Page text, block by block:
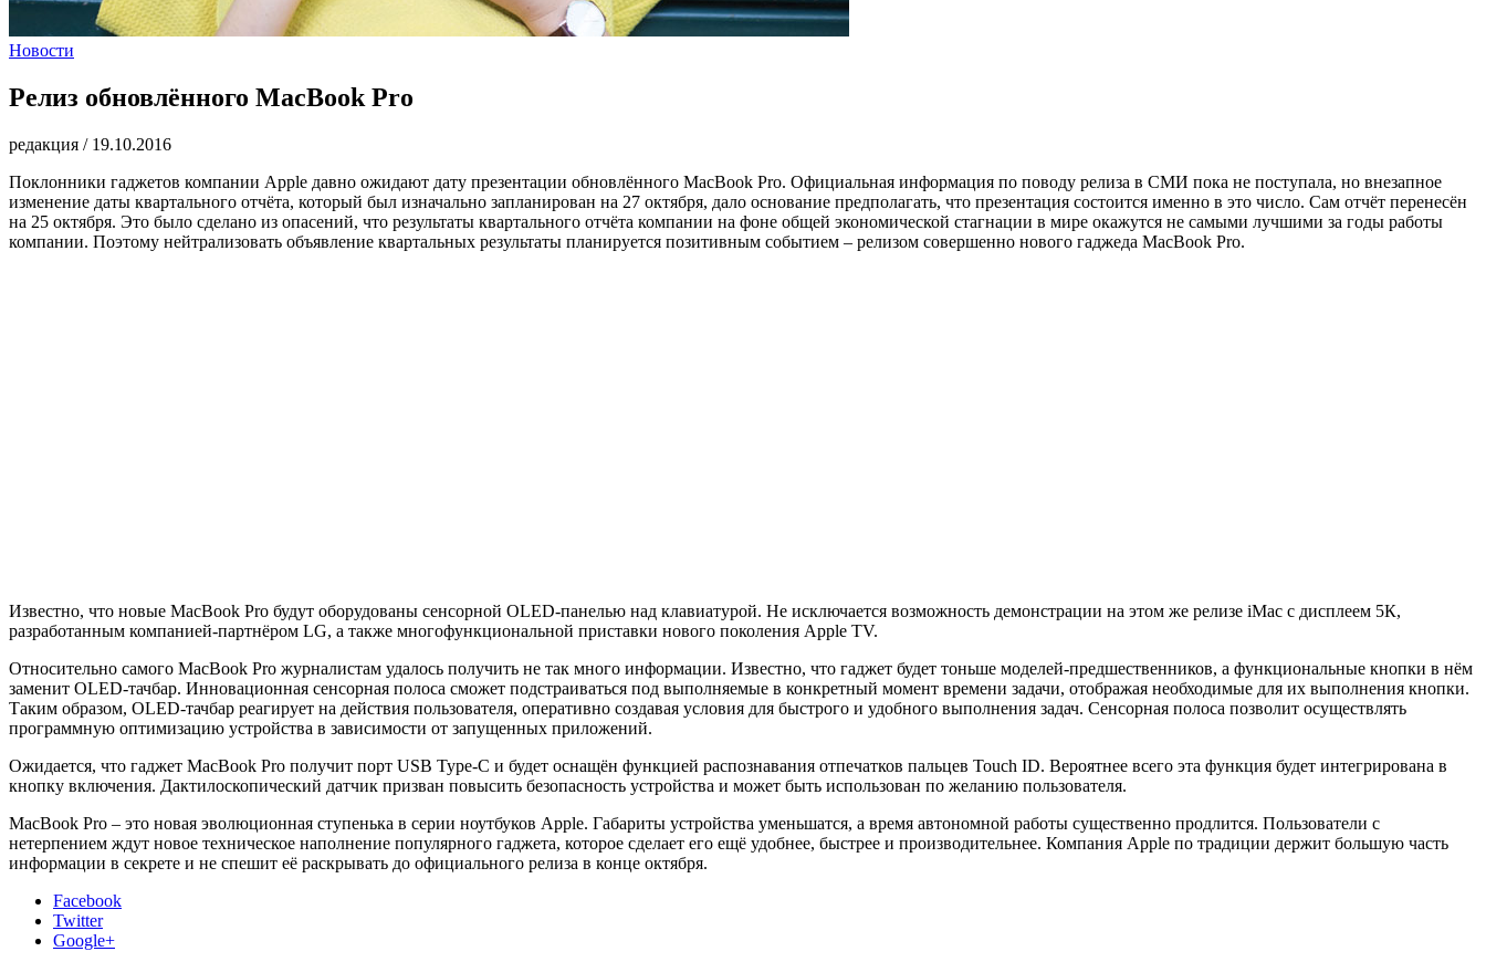
Новости
Релиз обновлённого MacBook Pro
редакция / 19.10.2016
Поклонники гаджетов компании Apple давно ожидают дату презентации обновлённого MacBook Pro. Официальная информация по поводу релиза в СМИ пока не поступала, но внезапное
изменение даты квартального отчёта, который был изначально запланирован на 27 октября, дало основание предполагать, что презентация состоится именно в это число. Сам отчёт перенесён
на 25 октября. Это было сделано из опасений, что результаты квартального отчёта компании на фоне общей экономической стагнации в мире окажутся не самыми лучшими за годы работы
компании. Поэтому нейтрализовать объявление квартальных результаты планируется позитивным событием – релизом совершенно нового гаджеда MacBook Pro.
Известно, что новые MacBook Pro будут оборудованы сенсорной OLED-панелью над клавиатурой. Не исключается возможность демонстрации на этом же релизе iMac с дисплеем 5К,
разработанным компанией-партнёром LG, а также многофункциональной приставки нового поколения Apple TV.
Относительно самого MacBook Pro журналистам удалось получить не так много информации. Известно, что гаджет будет тоньше моделей-предшественников, а функциональные кнопки в нём
заменит OLED-тачбар. Инновационная сенсорная полоса сможет подстраиваться под выполняемые в конкретный момент времени задачи, отображая необходимые для их выполнения кнопки.
Таким образом, OLED-тачбар реагирует на действия пользователя, оперативно создавая условия для быстрого и удобного выполнения задач. Сенсорная полоса позволит осуществлять
программную оптимизацию устройства в зависимости от запущенных приложений.
Ожидается, что гаджет MacBook Pro получит порт USB Type-C и будет оснащён функцией распознавания отпечатков пальцев Touch ID. Вероятнее всего эта функция будет интегрирована в
кнопку включения. Дактилоскопический датчик призван повысить безопасность устройства и может быть использован по желанию пользователя.
MacBook Pro – это новая эволюционная ступенька в серии ноутбуков Apple. Габариты устройства уменьшатся, а время автономной работы существенно продлится. Пользователи с
нетерпением ждут новое техническое наполнение популярного гаджета, которое сделает его ещё удобнее, быстрее и производительнее. Компания Apple по традиции держит большую часть
информации в секрете и не спешит её раскрывать до официального релиза в конце октября.
Facebook
Twitter
Google+